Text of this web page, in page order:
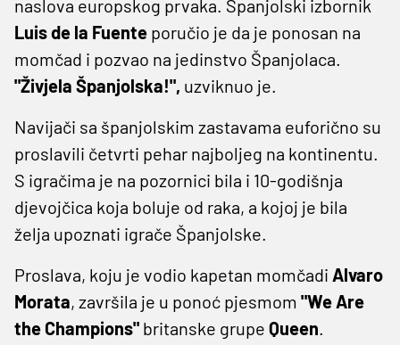
naslova europskog prvaka. Španjolski izbornik
Luis de la Fuente poručio je da je ponosan na
momčad i pozvao na jedinstvo Španjolaca.
"Živjela Španjolska!", uzviknuo je.
Navijači sa španjolskim zastavama euforično su
proslavili četvrti pehar najboljeg na kontinentu.
S igračima je na pozornici bila i 10-godišnja
djevojčica koja boluje od raka, a kojoj je bila
želja upoznati igrače Španjolske.
Proslava, koju je vodio kapetan momčadi Alvaro
Morata, završila je u ponoć pjesmom "We Are
the Champions" britanske grupe Queen.